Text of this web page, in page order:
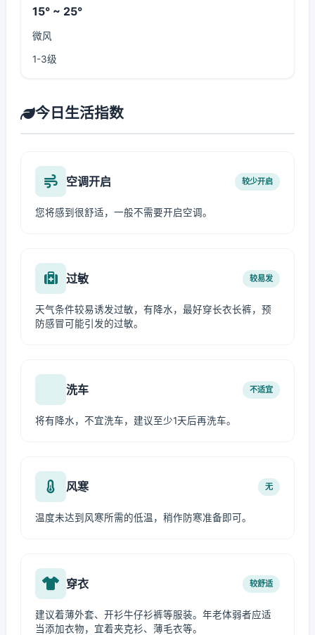
15° ~ 25°
微风
1-3级
今日生活指数
空调开启 较少开启
您将感到很舒适，一般不需要开启空调。
过敏 较易发
天气条件较易诱发过敏，有降水，最好穿长衣长裤，预
防感冒可能引发的过敏。
洗车 不适宜
将有降水，不宜洗车，建议至少1天后再洗车。
风寒 无
温度未达到风寒所需的低温，稍作防寒准备即可。
穿衣 较舒适
建议着薄外套、开衫牛仔衫裤等服装。年老体弱者应适
当添加衣物，宜着夹克衫、薄毛衣等。